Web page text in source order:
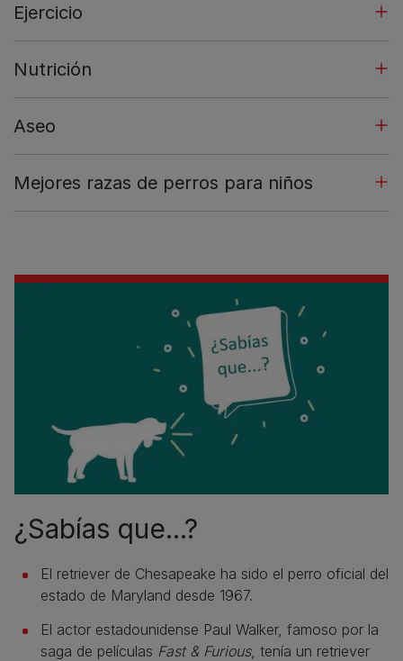
Ejercicio
Nutrición
Aseo
Mejores razas de perros para niños
¿Sabías que...?
El retriever de Chesapeake ha sido el perro oficial del
estado de Maryland desde 1967.
El actor estadounidense Paul Walker, famoso por la
saga de películas Fast & Furious, tenía un retriever